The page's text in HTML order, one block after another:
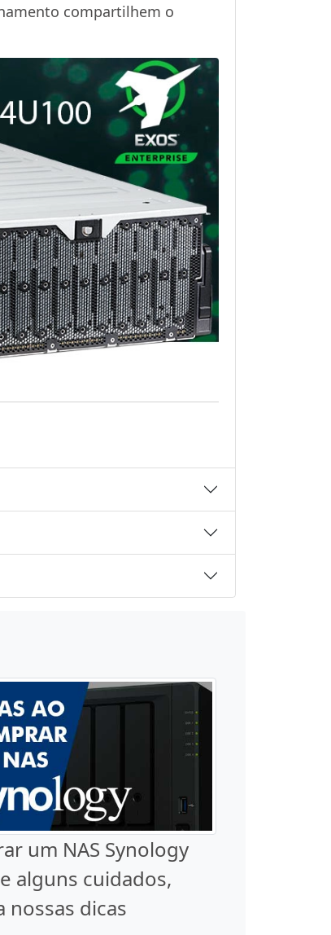
compartilhem o
um NAS Synology
alguns cuidados,
nossas dicas